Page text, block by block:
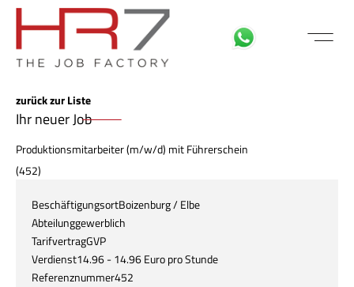
zurück zur Liste
Ihr neuer Job
Produktionsmitarbeiter (m/w/d) mit Führerschein
(452)
BeschäftigungsortBoizenburg / Elbe
Abteilunggewerblich
TarifvertragGVP
Verdienst14.96 - 14.96 Euro pro Stunde
Referenznummer452